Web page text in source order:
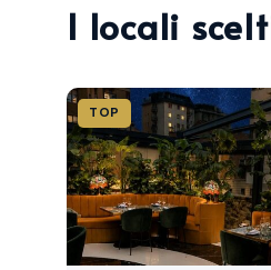
I locali
TOP